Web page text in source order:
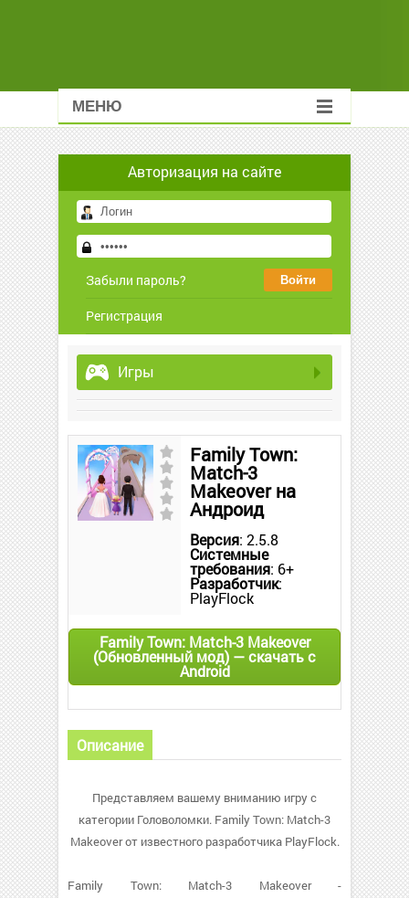
МЕНЮ
Авторизация на сайте
Забыли пароль?
Регистрация
Игры
Family Town:
Match-3
Makeover на
Андроид
Версия: 2.5.8
Системные
требования: 6+
Разработчик:
PlayFlock
Family Town: Match-3 Makeover
(Обновленный мод) — скачать с
Android
Описание
Представляем вашему вниманию игру с
категории Головоломки. Family Town: Match-3
Makeover от известного разработчика PlayFlock.
Family Town: Match-3 Makeover -